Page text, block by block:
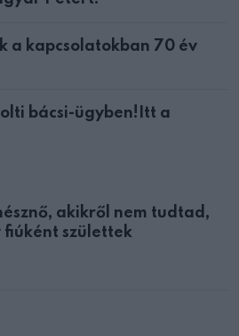
a kapcsolatokban 70 év
bácsi-ügyben!Itt a
akikről nem tudtad,
fiúként születtek